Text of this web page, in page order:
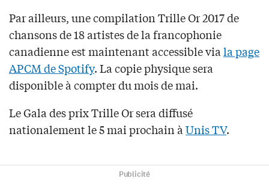
Par ailleurs, une compilation Trille Or 2017 de
chansons de 18 artistes de la francophonie
canadienne est maintenant accessible via la page
APCM de Spotify. La copie physique sera
disponible à compter du mois de mai.
Le Gala des prix Trille Or sera diffusé
nationalement le 5 mai prochain à Unis TV.
Publicité